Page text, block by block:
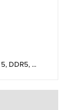
DDR5, ...